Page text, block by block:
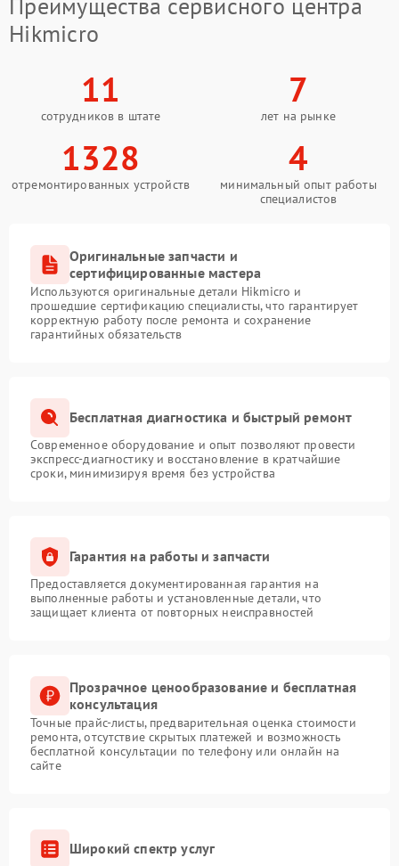
Hikmicro
11
сотрудников в штате
7
лет на рынке
1328
отремонтированных устройств
4
минимальный опыт работы
специалистов
Оригинальные запчасти и
сертифицированные мастера
Используются оригинальные детали Hikmicro и
прошедшие сертификацию специалисты, что гарантирует
корректную работу после ремонта и сохранение
гарантийных обязательств
Бесплатная диагностика и быстрый ремонт
Современное оборудование и опыт позволяют провести
экспресс-диагностику и восстановление в кратчайшие
сроки, минимизируя время без устройства
Гарантия на работы и запчасти
Предоставляется документированная гарантия на
выполненные работы и установленные детали, что
защищает клиента от повторных неисправностей
Прозрачное ценообразование и бесплатная
консультация
Точные прайс-листы, предварительная оценка стоимости
ремонта, отсутствие скрытых платежей и возможность
бесплатной консультации по телефону или онлайн на
сайте
Широкий спектр услуг